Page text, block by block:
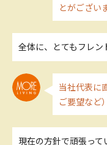
とがござい
全体に、とてもフレン
当社代表に
ご要望など
現在の方針で頑張って